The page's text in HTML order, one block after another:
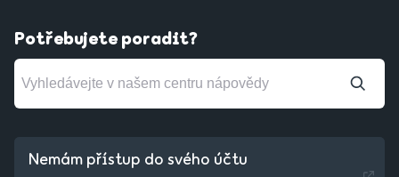
Potřebujete poradit?
Nemám přístup do svého účtu